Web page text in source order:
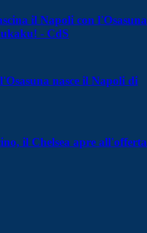
il Napoli con l'Osasuna
- CdS
nasce il Napoli di
il Chelsea apre all'offerta